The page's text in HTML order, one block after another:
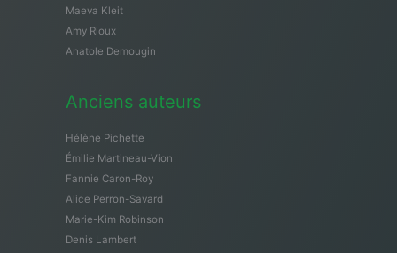
Maeva Kleit
Amy Rioux
Anatole Demougin
Anciens auteurs
Hélène Pichette
Émilie Martineau-Vion
Fannie Caron-Roy
Alice Perron-Savard
Marie-Kim Robinson
Denis Lambert